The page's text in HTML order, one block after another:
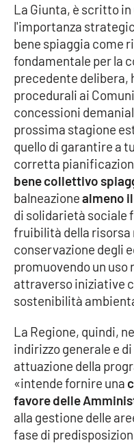
Cultura
Economia e Lavoro
Politica
Sanità
Società
Sport
RUBRICHE
Good Morning
Leggendo Alvaro
Imprese Di Calabria
Le perfidie di
La Giunta, è scritto
l'importanza
bene spiaggia come
fondamentale per la
precedente delibera,
procedurali ai
concessioni
prossima stagione
quello di garantire a
corretta
bene collettivo
balneazionealmeno
di solidarietà sociale
fruibilità della risorsa
conservazione degli
promuovendo un
attraverso iniziative
sostenibilità
La Regione, quindi,
indirizzo generale e
attuazione della
«intende fornire una
favore delle
alla gestione delle
fase di